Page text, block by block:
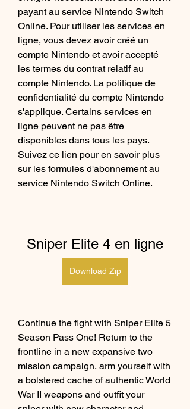
payant au service Nintendo Switch
Online. Pour utiliser les services en
ligne, vous devez avoir créé un
compte Nintendo et avoir accepté
les termes du contrat relatif au
compte Nintendo. La politique de
confidentialité du compte Nintendo
s'applique. Certains services en
ligne peuvent ne pas être
disponibles dans tous les pays.
Suivez ce lien pour en savoir plus
sur les formules d'abonnement au
service Nintendo Switch Online.
Sniper Elite 4 en ligne
Download Zip
Continue the fight with Sniper Elite 5
Season Pass One! Return to the
frontline in a new expansive two
mission campaign, arm yourself with
a bolstered cache of authentic World
War II weapons and outfit your